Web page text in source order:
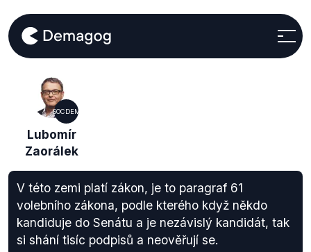
SOCDEM
Lubomír
Zaorálek
V této zemi platí zákon, je to paragraf 61
volebního zákona, podle kterého když někdo
kandiduje do Senátu a je nezávislý kandidát, tak
si shání tisíc podpisů a neověřují se.